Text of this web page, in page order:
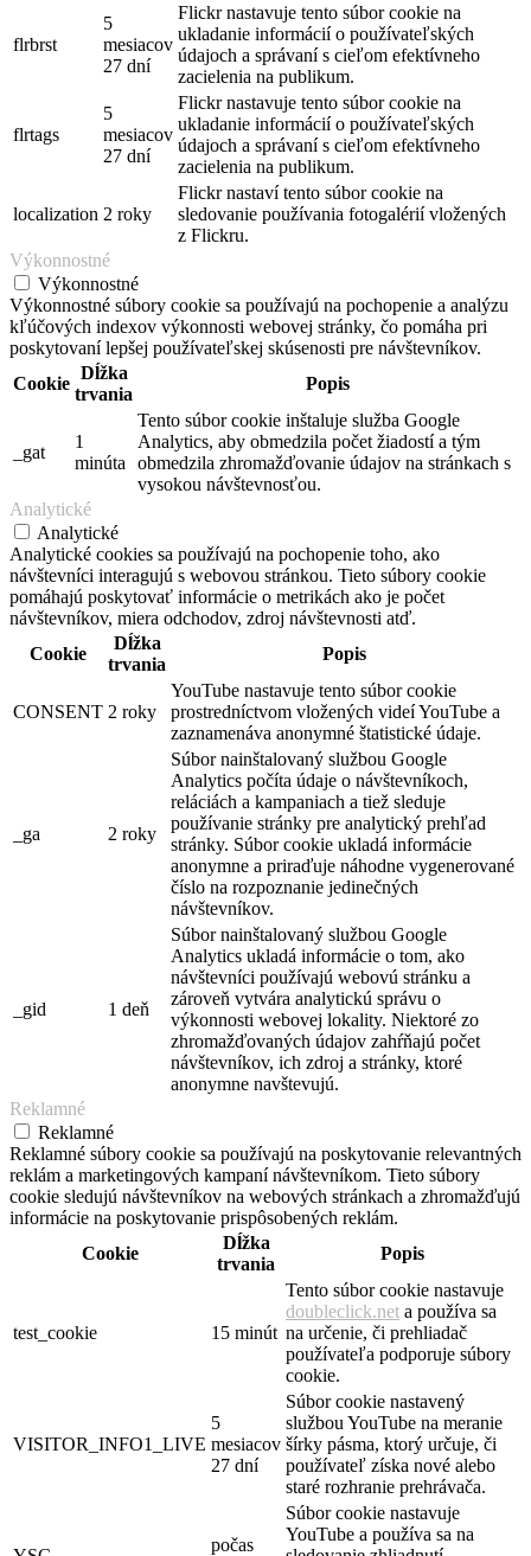
flrbrst
5
mesiacov
27 dní
Flickr nastavuje tento súbor cookie na
ukladanie informácií o používateľských
údajoch a správaní s cieľom efektívneho
zacielenia na publikum.
flrtags
5
mesiacov
27 dní
Flickr nastavuje tento súbor cookie na
ukladanie informácií o používateľských
údajoch a správaní s cieľom efektívneho
zacielenia na publikum.
localization 2 roky
Flickr nastaví tento súbor cookie na
sledovanie používania fotogalérií vložených
z Flickru.
Výkonnostné
Výkonnostné
Výkonnostné súbory cookie sa používajú na pochopenie a analýzu
kľúčových indexov výkonnosti webovej stránky, čo pomáha pri
poskytovaní lepšej používateľskej skúsenosti pre návštevníkov.
Cookie
Dĺžka
trvania
Popis
_gat
1
minúta
Tento súbor cookie inštaluje služba Google
Analytics, aby obmedzila počet žiadostí a tým
obmedzila zhromažďovanie údajov na stránkach s
vysokou návštevnosťou.
Analytické
Analytické
Analytické cookies sa používajú na pochopenie toho, ako
návštevníci interagujú s webovou stránkou. Tieto súbory cookie
pomáhajú poskytovať informácie o metrikách ako je počet
návštevníkov, miera odchodov, zdroj návštevnosti atď.
Cookie
Dĺžka
trvania
Popis
CONSENT 2 roky
YouTube nastavuje tento súbor cookie
prostredníctvom vložených videí YouTube a
zaznamenáva anonymné štatistické údaje.
_ga 2 roky
Súbor nainštalovaný službou Google
Analytics počíta údaje o návštevníkoch,
reláciách a kampaniach a tiež sleduje
používanie stránky pre analytický prehľad
stránky. Súbor cookie ukladá informácie
anonymne a priraďuje náhodne vygenerované
číslo na rozpoznanie jedinečných
návštevníkov.
_gid 1 deň
Súbor nainštalovaný službou Google
Analytics ukladá informácie o tom, ako
návštevníci používajú webovú stránku a
zároveň vytvára analytickú správu o
výkonnosti webovej lokality. Niektoré zo
zhromažďovaných údajov zahŕňajú počet
návštevníkov, ich zdroj a stránky, ktoré
anonymne navštevujú.
Reklamné
Reklamné
Reklamné súbory cookie sa používajú na poskytovanie relevantných
reklám a marketingových kampaní návštevníkom. Tieto súbory
cookie sledujú návštevníkov na webových stránkach a zhromažďujú
informácie na poskytovanie prispôsobených reklám.
Cookie
Dĺžka
trvania
Popis
test_cookie 15 minút
Tento súbor cookie nastavuje
doubleclick.net a používa sa
na určenie, či prehliadač
používateľa podporuje súbory
cookie.
VISITOR_INFO1_LIVE
5
mesiacov
27 dní
Súbor cookie nastavený
službou YouTube na meranie
šírky pásma, ktorý určuje, či
používateľ získa nové alebo
staré rozhranie prehrávača.
počas
Súbor cookie nastavuje
YouTube a používa sa na